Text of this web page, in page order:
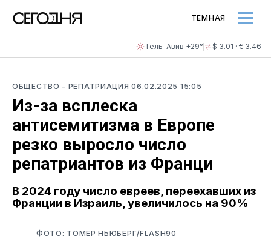
Тель-Авив +29° $ 3.01 · € 3.46
ТЕМНАЯ
ОБЩЕСТВО - РЕПАТРИАЦИЯ06.02.2025 15:05
Из-за всплеска
антисемитизма в Европе
резко выросло число
репатриантов из Франци
В 2024 году число евреев, переехавших из
Франции в Израиль, увеличилось на 90%
ФОТО: ТОМЕР НЬЮБЕРГ/FLASH90